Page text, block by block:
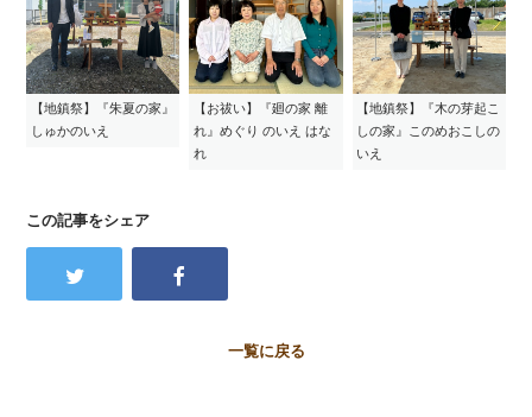
【地鎮祭】『朱夏の家』
しゅかのいえ
【お祓い】『廻の家 離
れ』めぐり のいえ はな
れ
【地鎮祭】『木の芽起こ
しの家』このめおこしの
いえ
この記事をシェア
一覧に戻る